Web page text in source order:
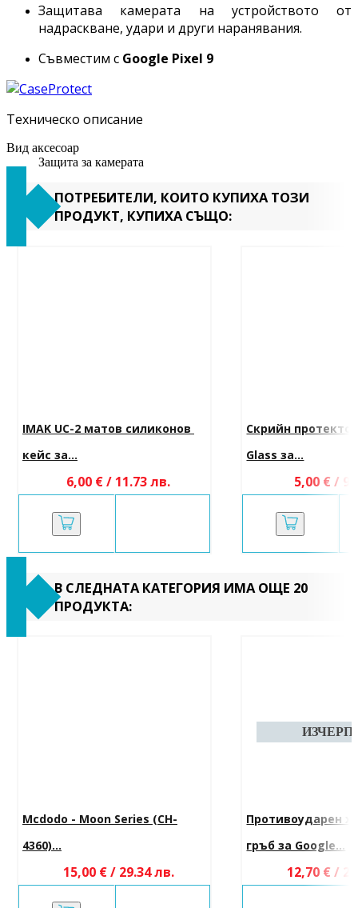
Защитава камерата на устройството от
надраскване, удари и други наранявания.
Съвместим с Google Pixel 9
Техническо описание
Вид аксесоар
Защита за камерата
ПОТРЕБИТЕЛИ, КОИТО КУПИХА ТОЗИ
ПРОДУКТ, КУПИХА СЪЩО:
IMAK UC-2 матов силиконов
кейс за...
6,00 € / 11.73 лв.
Скрийн
Glass за...
5,00 € /
В СЛЕДНАТА КАТЕГОРИЯ ИМА ОЩЕ 20
ПРОДУКТА:
Mcdodo - Moon Series (CH-
4360)...
15,00 € / 29.34 лв.
Противоударен
гръб за Google...
12,70 € /